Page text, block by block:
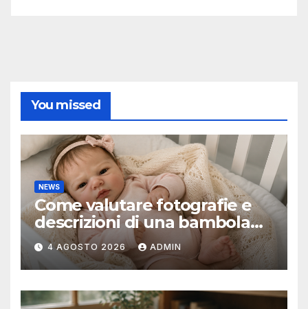
You missed
NEWS
Come valutare fotografie e
descrizioni di una bambola
reborn
4 AGOSTO 2026 ADMIN